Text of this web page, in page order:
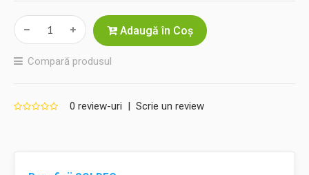
Adaugă în Coş
Compară produsul
0 review-uri | Scrie un review